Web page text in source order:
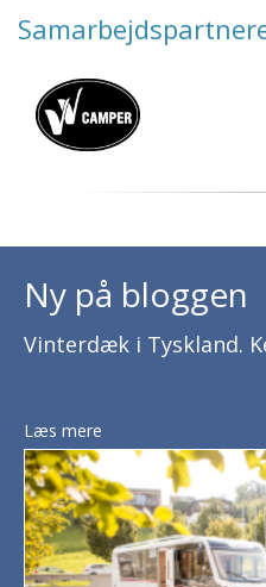
Ny på bloggen
Vinterdæk i Tyskland.
Læs mere